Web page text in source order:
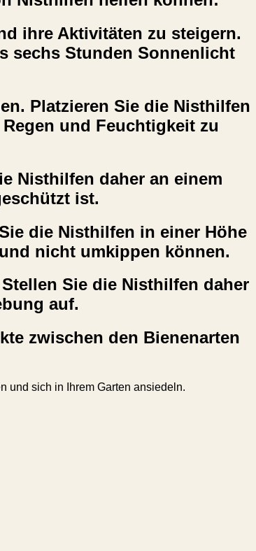
ihre Aktivitäten zu steigern.
sechs Stunden Sonnenlicht
Platzieren Sie die Nisthilfen
und Feuchtigkeit zu
Nisthilfen daher an einem
ist.
die Nisthilfen in einer Höhe
nicht umkippen können.
Sie die Nisthilfen daher
auf.
zwischen den Bienenarten
und sich in Ihrem Garten ansiedeln.